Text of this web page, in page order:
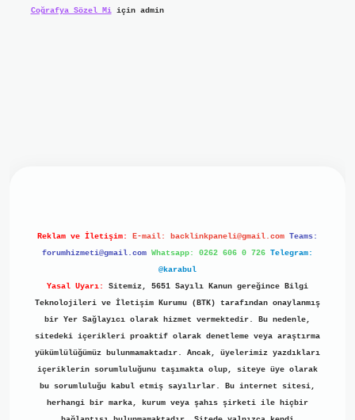
Coğrafya Sözel Miiçin admin
Reklam ve İletişim: E-mail: backlinkpaneli@gmail.com Teams:
forumhizmeti@gmail.com Whatsapp: 0262 606 0 726 Telegram:
@karabul
Yasal Uyarı:
Sitemiz, 5651 Sayılı Kanun gereğince Bilgi
Teknolojileri ve İletişim Kurumu (BTK) tarafından onaylanmış
bir Yer Sağlayıcı olarak hizmet vermektedir. Bu nedenle,
sitedeki içerikleri proaktif olarak denetleme veya araştırma
yükümlülüğümüz bulunmamaktadır. Ancak, üyelerimiz yazdıkları
içeriklerin sorumluluğunu taşımakta olup, siteye üye olarak
bu sorumluluğu kabul etmiş sayılırlar. Bu internet sitesi,
herhangi bir marka, kurum veya şahıs şirketi ile hiçbir